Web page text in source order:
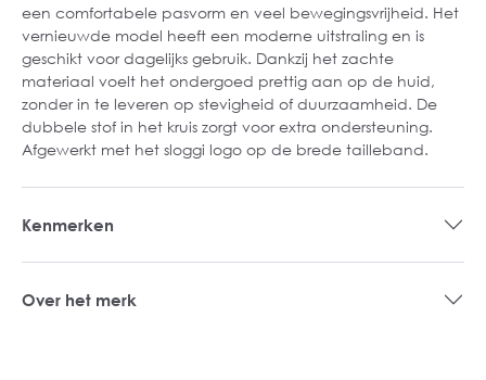
een comfortabele pasvorm en veel bewegingsvrijheid. Het
vernieuwde model heeft een moderne uitstraling en is
geschikt voor dagelijks gebruik. Dankzij het zachte
materiaal voelt het ondergoed prettig aan op de huid,
zonder in te leveren op stevigheid of duurzaamheid. De
dubbele stof in het kruis zorgt voor extra ondersteuning.
Afgewerkt met het sloggi logo op de brede tailleband.
Kenmerken
Over het merk